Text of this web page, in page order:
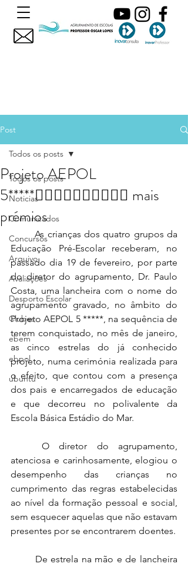
Post
Todos os posts
Noticias
Comunicados
Concursos
Arquivo
Avaliações
Desporto Escolar
Clubes
ebem
ebpol
ubuntu
Todos os posts
Projeto AEPOL
5***** mais
prémios
	As crianças dos quatro grupos da
Educação Pré-Escolar receberam, no
passado dia 19 de fevereiro, por parte
do diretor do agrupamento, Dr. Paulo
Costa, uma lancheira com o nome do
agrupamento gravado, no âmbito do
Projeto AEPOL 5 *****, na sequência de
terem conquistado, no mês de janeiro,
as cinco estrelas do já conhecido
projeto, numa cerimónia realizada para
o efeito, que contou com a presença
dos pais e encarregados de educação
e que decorreu no polivalente da
Escola Básica Estádio do Mar.
atenciosa e carinhosamente, elogiou o
desempenho das crianças no
cumprimento das regras estabelecidas
ao nível da formação pessoal e social,
sem esquecer aquelas que não estavam
presentes por se encontrarem doentes.